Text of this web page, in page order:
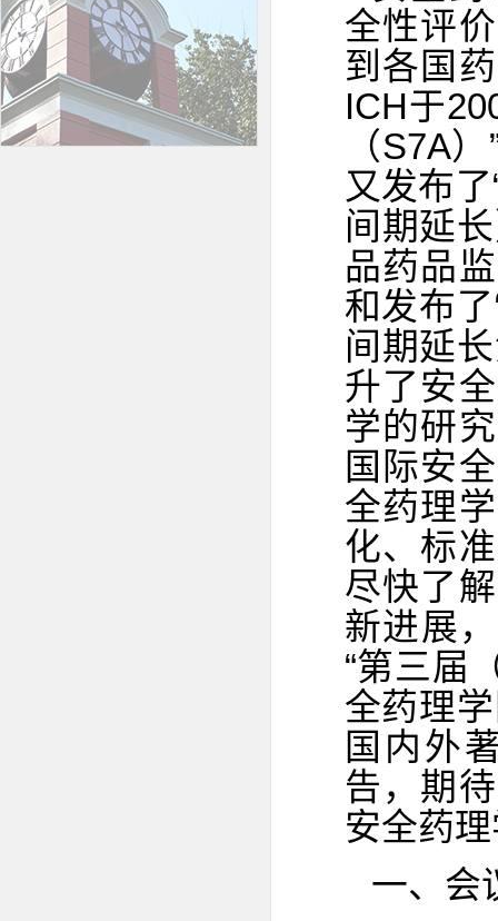
全性评
到各国
ICH于
（S7A
又发布
间期延
品药品
和发布
间期延
升了安
学的研
国际安
全药理
化、标
尽快了
新进展
“第三届
全药理
国内外
告，期
安全药
一、会